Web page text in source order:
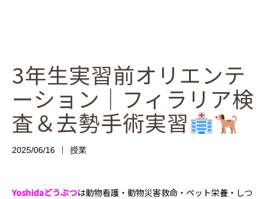
3年生実習前オリエンテ
ーション｜フィラリア検
査＆去勢手術実習
2025/06/16 授業
Yoshidaどうぶつは動物看護・動物災害救命・ペット栄養・しつ